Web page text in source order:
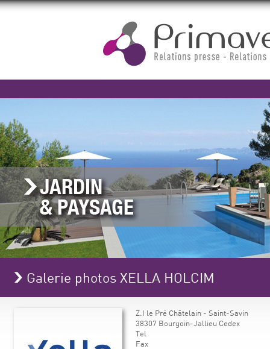
Galerie photos XELLA HOLCIM
Z.I le Pré Châtelain - Saint-Savin
38307 Bourgoin-Jallieu Cedex
Tel
Fax